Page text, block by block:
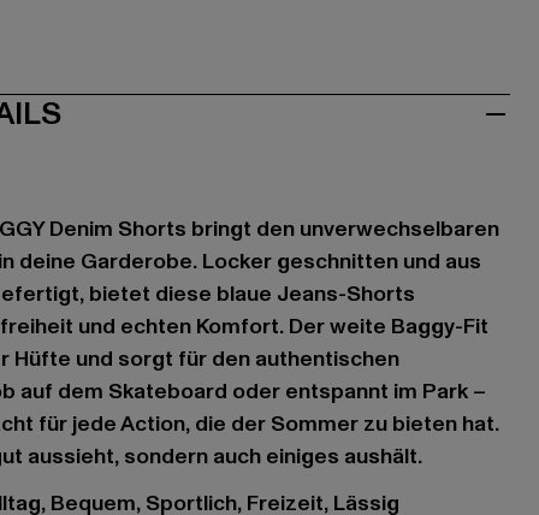
Denim Shorts bringt den unverwechselbaren
deine Garderobe. Locker geschnitten und aus
bietet diese blaue Jeans-Shorts
und echten Komfort. Der weite Baggy-Fit
Hüfte und sorgt für den authentischen
auf dem Skateboard oder entspannt im Park –
für jede Action, die der Sommer zu bieten hat.
aussieht, sondern auch einiges aushält.
Bequem, Sportlich, Freizeit, Lässig